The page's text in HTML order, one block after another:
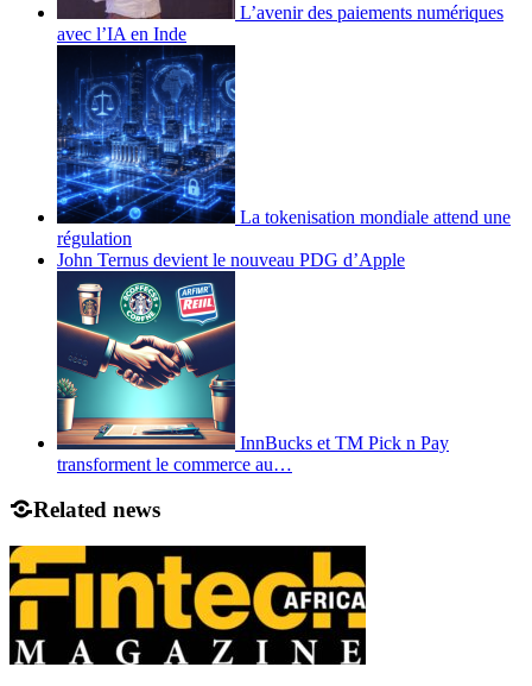
L’avenir des paiements numériques
avec l’IA en Inde
La tokenisation mondiale attend une
régulation
John Ternus devient le nouveau PDG d’Apple
InnBucks et TM Pick n Pay
transforment le commerce au…
Related news